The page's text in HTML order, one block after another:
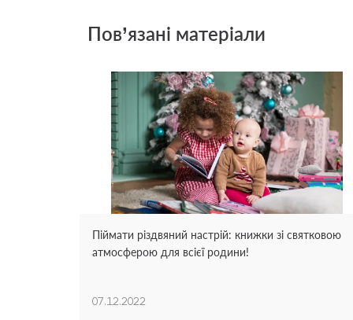
Пов’язані матеріали
Піймати різдвяний настрій: книжки зі святковою
атмосферою для всієї родини!
07.12.2022